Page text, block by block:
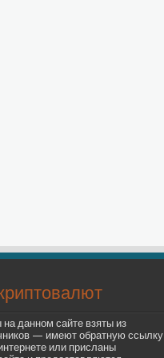
данном сайте взяты из
— имеют обратную ссылку
или присланы